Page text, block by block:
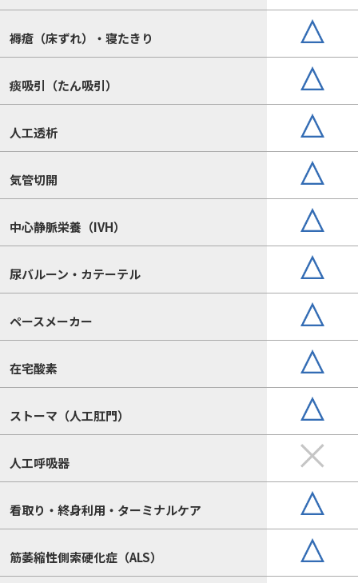
褥瘡（床ずれ）・寝たきり
痰吸引（たん吸引）
人工透析
気管切開
中心静脈栄養（IVH）
尿バルーン・カテーテル
ペースメーカー
在宅酸素
ストーマ（人工肛門）
人工呼吸器
看取り・終身利用・ターミナルケア
筋萎縮性側索硬化症（ALS）